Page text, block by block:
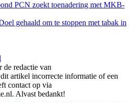
PCN zoekt toenadering met MKB-
gehaald om te stoppen met tabak in
de redactie van
artikel incorrecte informatie of een
contact op via
Alvast bedankt!